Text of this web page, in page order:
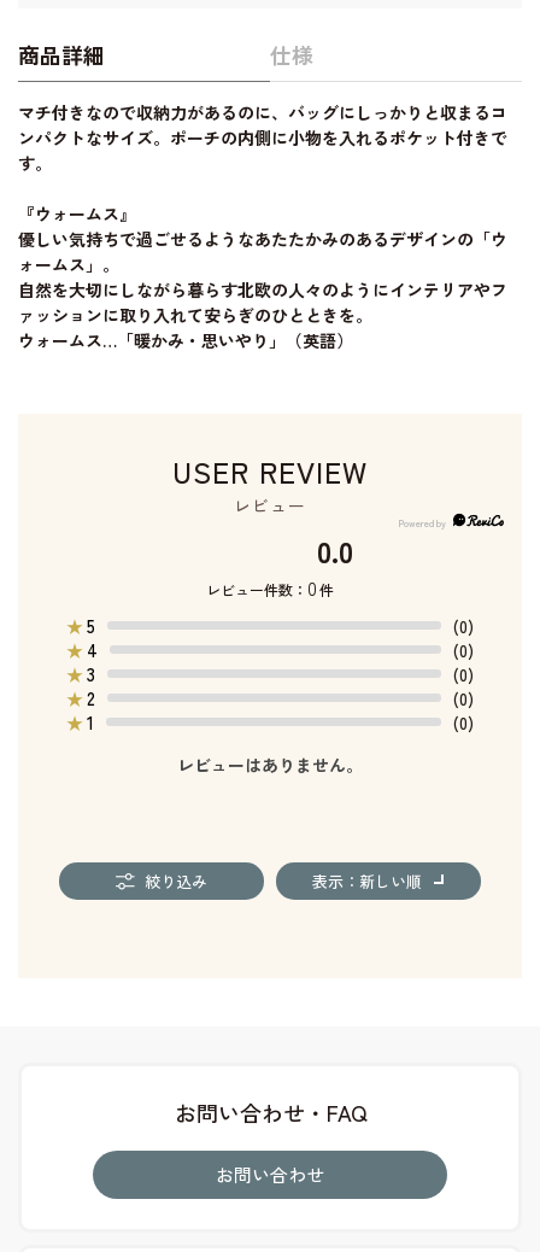
商品詳細 仕様
マチ付きなので収納力があるのに、バッグにしっかりと収まるコ
ンパクトなサイズ。ポーチの内側に小物を入れるポケット付きで
す。
『ウォームス』
優しい気持ちで過ごせるようなあたたかみのあるデザインの「ウ
ォームス」。
自然を大切にしながら暮らす北欧の人々のようにインテリアやフ
ァッションに取り入れて安らぎのひとときを。
ウォームス…「暖かみ・思いやり」（英語）
USER REVIEW
レビュー
0.0
レビュー件数： 0件
★5
(0)
★ 4
(0)
★3
(0)
★2
(0)
★1
(0)
レビューはありません。
絞り込み 表示：新しい順
お問い合わせ・FAQ
お問い合わせ